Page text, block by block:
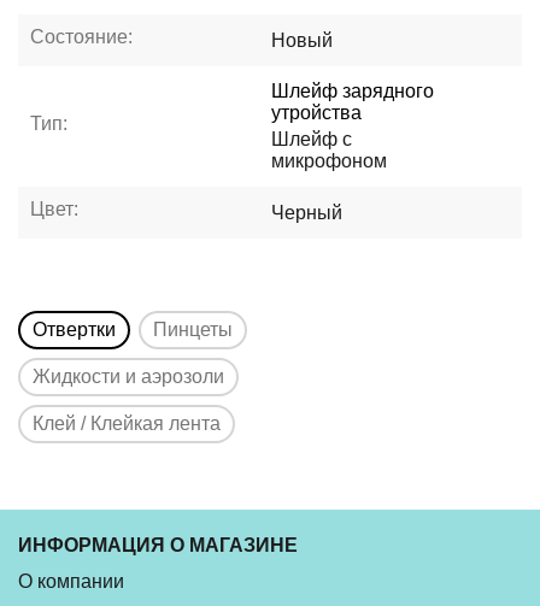
Состояние: Новый
Тип:
Шлейф зарядного
утройства
Шлейф с
микрофоном
Цвет: Черный
Отвертки Пинцеты
Жидкости и аэрозоли
Клей / Клейкая лента
ИНФОРМАЦИЯ О МАГАЗИНЕ
О компании